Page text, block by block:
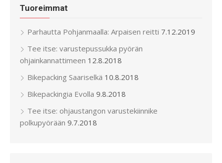
Tuoreimmat
Parhautta Pohjanmaalla: Arpaisen reitti 7.12.2019
Tee itse: varustepussukka pyörän
ohjainkannattimeen 12.8.2018
Bikepacking Saariselkä 10.8.2018
Bikepackingia Evolla 9.8.2018
Tee itse: ohjaustangon varustekiinnike
polkupyörään 9.7.2018